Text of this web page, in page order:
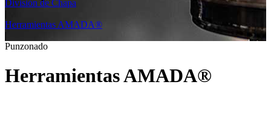
División de Chapa
|
Herramientas AMADA®
|
Punzonado
Herramientas AMADA®